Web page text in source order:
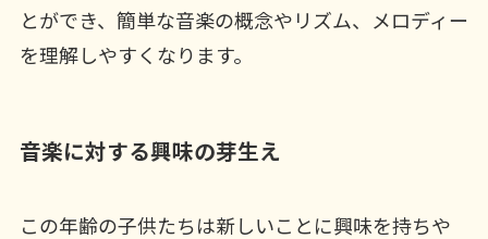
とができ、簡単な音楽の概念やリズム、メロディー
を理解しやすくなります。
音楽に対する興味の芽生え
この年齢の子供たちは新しいことに興味を持ちや